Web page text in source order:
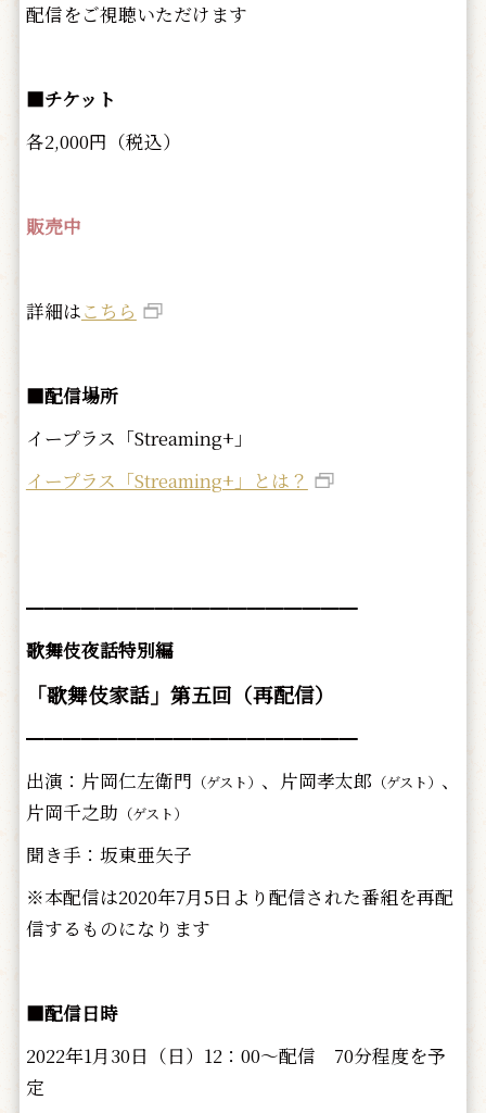
配信をご視聴いただけます
■チケット
各2,000円（税込）
販売中
詳細はこちら
■配信場所
イープラス「Streaming+」
イープラス「Streaming+」とは？
━━━━━━━━━━━━━━━━━━
歌舞伎夜話特別編
「歌舞伎家話」第五回（再配信）
━━━━━━━━━━━━━━━━━━
出演：片岡仁左衛門 （ゲスト） 、片岡孝太郎（ゲスト） 、
片岡千之助 （ゲスト）
聞き手：坂東亜矢子
※本配信は2020年7月5日より配信された番組を再配
信するものになります
■配信日時
2022年1月30日（日）12：00～配信 70分程度を予
定